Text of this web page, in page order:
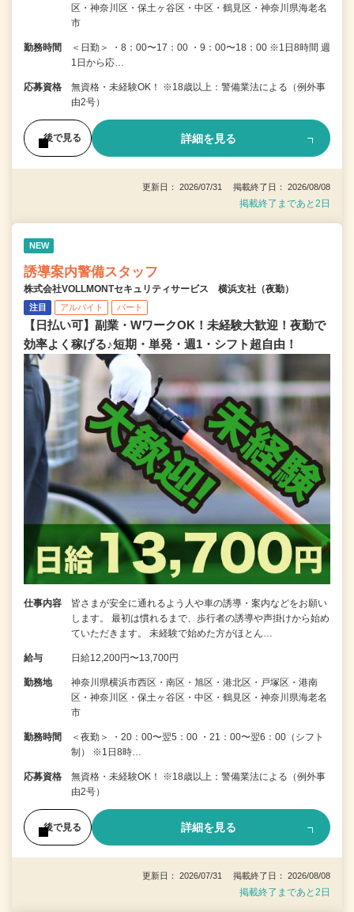
区・神奈川区・保土ヶ谷区・中区・鶴見区・神奈川県海老名
市
勤務時間
＜日勤＞ ・8：00〜17：00 ・9：00〜18：00 ※1日8時間 週
1日から応…
応募資格
無資格・未経験OK！ ※18歳以上：警備業法による（例外事
由2号）
後で見る 詳細を見る
更新日： 2026/07/31 掲載終了日： 2026/08/08
掲載終了まであと2日
NEW
誘導案内警備スタッフ
株式会社VOLLMONTセキュリティサービス 横浜支社（夜勤）
注目 アルバイト パート
【日払い可】副業・WワークOK！未経験大歓迎！夜勤で
効率よく稼げる♪短期・単発・週1・シフト超自由！
仕事内容
皆さまが安全に通れるよう人や車の誘導・案内などをお願い
します。 最初は慣れるまで、歩行者の誘導や声掛けから始め
ていただきます。 未経験で始めた方がほとん…
給与 日給12,200円〜13,700円
勤務地
神奈川県横浜市西区・南区・旭区・港北区・戸塚区・港南
区・神奈川区・保土ヶ谷区・中区・鶴見区・神奈川県海老名
市
勤務時間
＜夜勤＞ ・20：00〜翌5：00 ・21：00〜翌6：00（シフト
制） ※1日8時…
応募資格
無資格・未経験OK！ ※18歳以上：警備業法による（例外事
由2号）
後で見る 詳細を見る
更新日： 2026/07/31 掲載終了日： 2026/08/08
掲載終了まであと2日